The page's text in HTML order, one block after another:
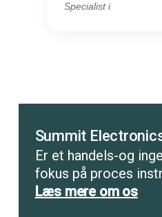
Specialist i
Summit
Er et handels-og
fokus på proces
Læs mere om os